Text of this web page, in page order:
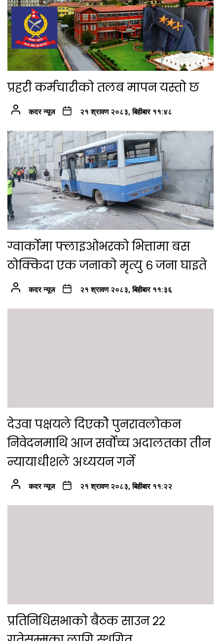
प्रहरी कर्मचारीको तलब मापन यस्तो छ
कदर न्यूज २१ श्रावण २०८३, बिहीबार ११:४८
ग्वार्कोमा फ्लाइओभरको भित्तामा बस
ठोक्किदा एक जनाको मृत्यु ६ जना घाइते
कदर न्यूज २१ श्रावण २०८३, बिहीबार ११:३६
देउवा पक्षयले दिएकोे पुनरावलोकन
निवेदनमाथि आज सर्वोच्च अदालतका तीन
न्यायाधीशले अध्ययन गर्ने
कदर न्यूज २१ श्रावण २०८३, बिहीबार ११:२२
प्रतिनिधिसभाको बैठक साउन २२